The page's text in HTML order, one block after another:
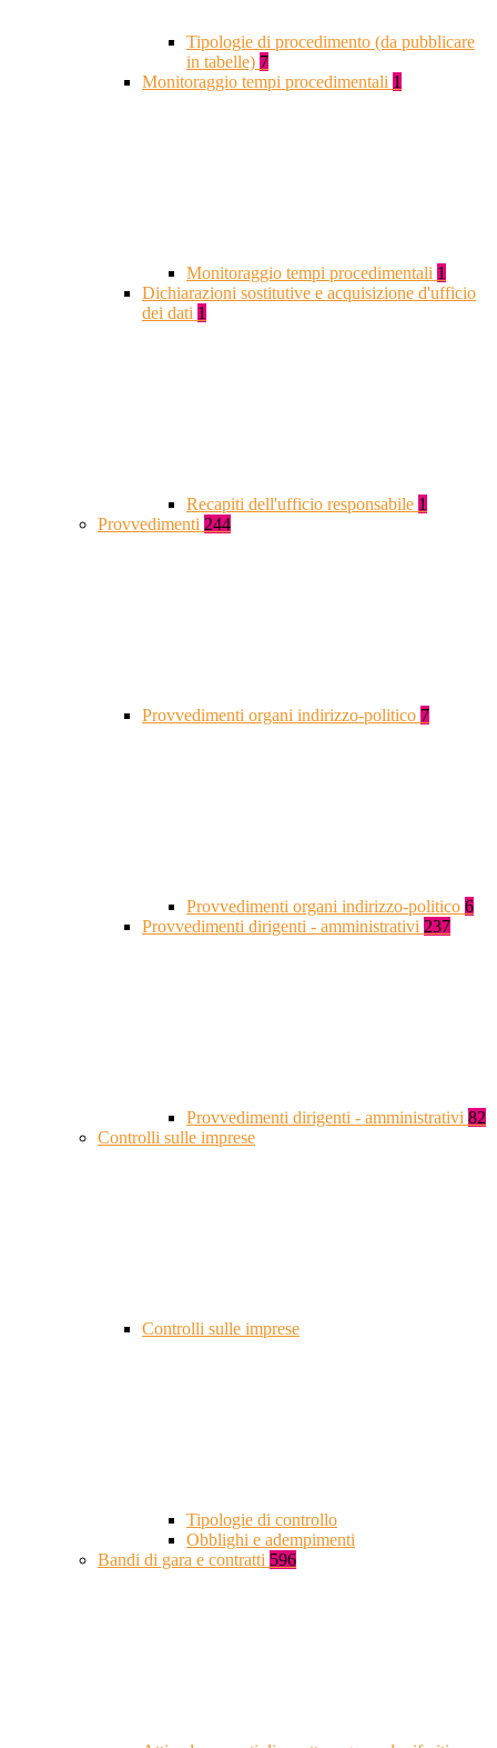
Tipologie di procedimento (da pubblicare
in tabelle) 7
Monitoraggio tempi procedimentali 1
Monitoraggio tempi procedimentali 1
Dichiarazioni sostitutive e acquisizione d'ufficio
dei dati 1
Recapiti dell'ufficio responsabile 1
Provvedimenti 244
Provvedimenti organi indirizzo-politico 7
Provvedimenti organi indirizzo-politico 6
Provvedimenti dirigenti - amministrativi 237
Provvedimenti dirigenti - amministrativi 82
Controlli sulle imprese
Controlli sulle imprese
Tipologie di controllo
Obblighi e adempimenti
Bandi di gara e contratti 596